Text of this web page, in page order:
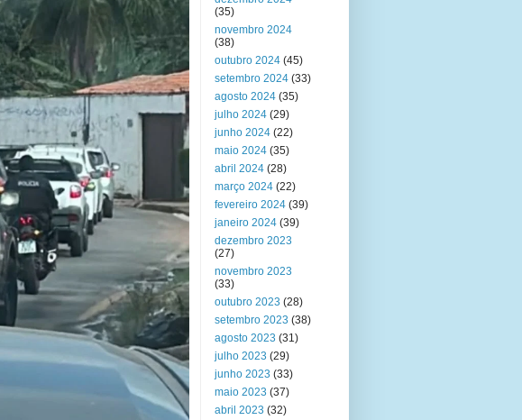
(35)
novembro 2024
(38)
outubro 2024 (45)
setembro 2024 (33)
agosto 2024 (35)
julho 2024 (29)
junho 2024 (22)
maio 2024 (35)
abril 2024 (28)
março 2024 (22)
fevereiro 2024 (39)
janeiro 2024 (39)
dezembro 2023
(27)
novembro 2023
(33)
outubro 2023 (28)
setembro 2023 (38)
agosto 2023 (31)
julho 2023 (29)
junho 2023 (33)
maio 2023 (37)
abril 2023 (32)